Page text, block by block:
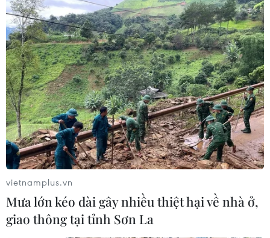
vietnamplus.vn
Mưa lớn kéo dài gây nhiều thiệt hại về nhà ở,
giao thông tại tỉnh Sơn La